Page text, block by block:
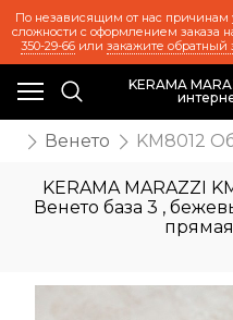
По независящим от нас причинам
сложности с оформлением заказа
350-29-66или закажите обратный
KERAMA
Венето KM8012
KERAMA MARAZZI
Венето база 3 ,